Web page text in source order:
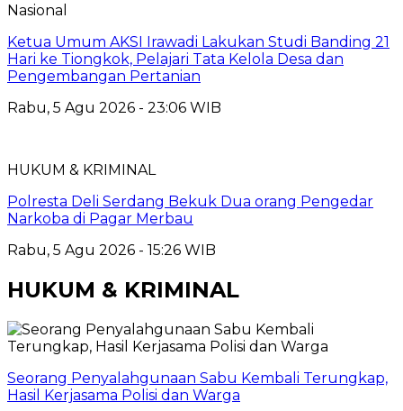
Nasional
Ketua Umum AKSI Irawadi Lakukan Studi Banding 21
Hari ke Tiongkok, Pelajari Tata Kelola Desa dan
Pengembangan Pertanian
Rabu, 5 Agu 2026 - 23:06 WIB
HUKUM & KRIMINAL
Polresta Deli Serdang Bekuk Dua orang Pengedar
Narkoba di Pagar Merbau
Rabu, 5 Agu 2026 - 15:26 WIB
HUKUM & KRIMINAL
Seorang Penyalahgunaan Sabu Kembali Terungkap,
Hasil Kerjasama Polisi dan Warga